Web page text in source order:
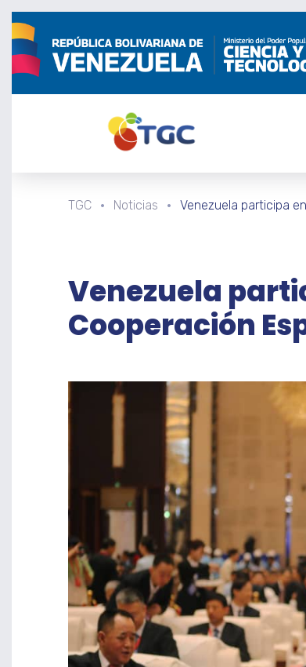
TGC Noticias Venezuela participa
Venezuela
Cooperación